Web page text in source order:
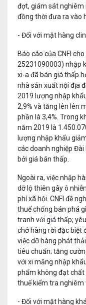
đợt, giám sát nghiêm
đồng thời đưa ra vào
- Đối với mặt hàng
Báo cáo của CNFI
25231090003) nhập
xi-a đã bán giá thấp
nhà sản xuất nội địa
2019 lượng nhập
2,9% và tăng lên lên
phần là 3,4%. Trong
năm 2019 là
lượng nhập khẩu
các doanh nghiệp Đài
bởi giá bán thấp.
Ngoài ra, việc nhập
dỡ lộ thiên gây ô
phí xã hội. CNFI đề
thuế chống bán phá
tranh với giá thấp;
chở hàng rời đặc biệt
việc dỡ hàng phát
tiêu chuẩn; tăng
với xi măng nhập
phẩm không đạt chất
thuế kiểm tra nghiêm
- Đối với mặt hàng